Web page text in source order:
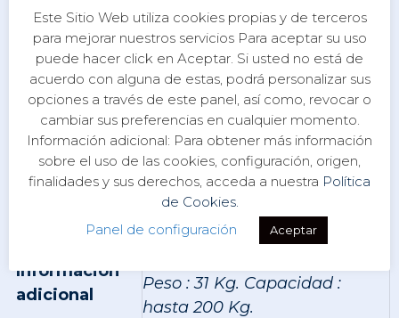
Accesorios
Tambuchos con red interior,
asas laterales, 2 sujetapalas
cubierta, tapon de achique,
rueda de transporte, elasticos
para estibar carga.
El pack incluye: 2 chalecos
Ola + 2 pala day Tourer+ Bolso
estanco 30 litros.r + Bossa
estanc 30 litres.
Información
adicional
Peso : 31 Kg. Capacidad :
hasta 200 Kg.
Este Sitio Web utiliza cookies propias y de terceros
para mejorar nuestros servicios Para aceptar su uso
puede hacer click en Aceptar. Si usted no está de
acuerdo con alguna de estas, podrá personalizar sus
opciones a través de este panel, así como, revocar o
cambiar sus preferencias en cualquier momento.
Información adicional: Para obtener más información
sobre el uso de las cookies, configuración, origen,
finalidades y sus derechos, acceda a nuestra Política
de Cookies.
Panel de configuración
Aceptar